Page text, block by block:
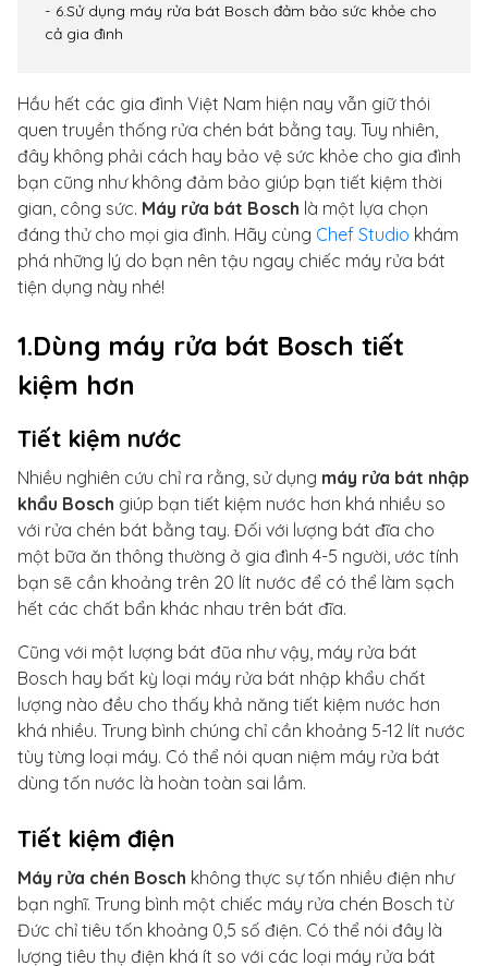
6.Sử dụng máy rửa bát Bosch đảm bảo sức khỏe cho
cả gia đình
Hầu hết các gia đình Việt Nam hiện nay vẫn giữ thói
quen truyền thống rửa chén bát bằng tay. Tuy nhiên,
đây không phải cách hay bảo vệ sức khỏe cho gia đình
bạn cũng như không đảm bảo giúp bạn tiết kiệm thời
gian, công sức. Máy rửa bát Bosch là một lựa chọn
đáng thử cho mọi gia đình. Hãy cùng Chef Studio khám
phá những lý do bạn nên tậu ngay chiếc máy rửa bát
tiện dụng này nhé!
1.Dùng máy rửa bát Bosch tiết
kiệm hơn
Tiết kiệm nước
Nhiều nghiên cứu chỉ ra rằng, sử dụng máy rửa bát nhập
khẩu Bosch giúp bạn tiết kiệm nước hơn khá nhiều so
với rửa chén bát bằng tay. Đối với lượng bát đĩa cho
một bữa ăn thông thường ở gia đình 4-5 người, ước tính
bạn sẽ cần khoảng trên 20 lít nước để có thể làm sạch
hết các chất bẩn khác nhau trên bát đĩa.
Cũng với một lượng bát đũa như vậy, máy rửa bát
Bosch hay bất kỳ loại máy rửa bát nhập khẩu chất
lượng nào đều cho thấy khả năng tiết kiệm nước hơn
khá nhiều. Trung bình chúng chỉ cần khoảng 5-12 lít nước
tùy từng loại máy. Có thể nói quan niệm máy rửa bát
dùng tốn nước là hoàn toàn sai lầm.
Tiết kiệm điện
Máy rửa chén Bosch không thực sự tốn nhiều điện như
bạn nghĩ. Trung bình một chiếc máy rửa chén Bosch từ
Đức chỉ tiêu tốn khoảng 0,5 số điện. Có thể nói đây là
lượng tiêu thụ điện khá ít so với các loại máy rửa bát